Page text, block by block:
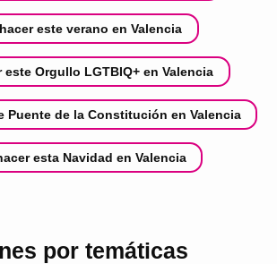
este verano en Valencia
este Orgullo LGTBIQ+ en Valencia
Puente de la Constitución en Valencia
esta Navidad en Valencia
por temáticas